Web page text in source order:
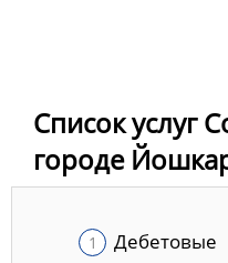
Список услуг
городе
Дебетовые